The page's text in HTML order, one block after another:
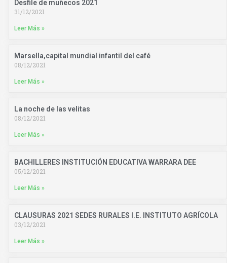
Desfile de muñecos 2021
31/12/2021
Leer Más »
Marsella,capital mundial infantil del café
08/12/2021
Leer Más »
La noche de las velitas
08/12/2021
Leer Más »
BACHILLERES INSTITUCIÓN EDUCATIVA WARRARA DEE
05/12/2021
Leer Más »
CLAUSURAS 2021 SEDES RURALES I.E. INSTITUTO AGRÍCOLA
03/12/2021
Leer Más »